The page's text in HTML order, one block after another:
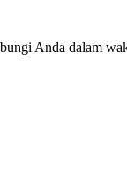
Anda dalam